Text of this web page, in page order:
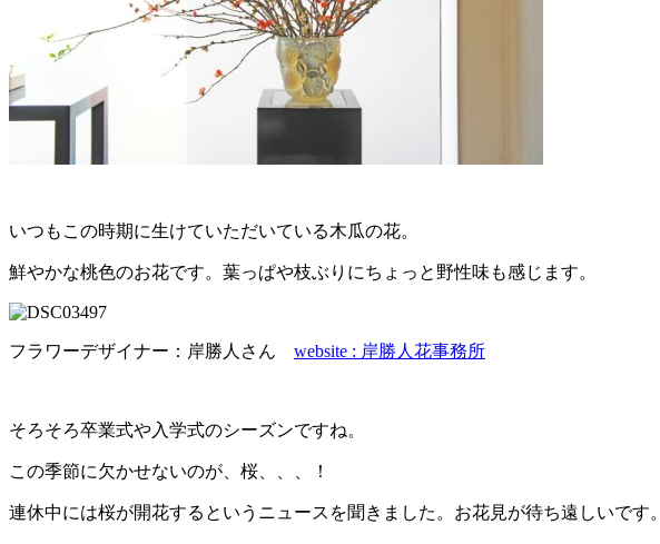
いつもこの時期に生けていただいている木瓜の花。
鮮やかな桃色のお花です。葉っぱや枝ぶりにちょっと野性味も感じます。
フラワーデザイナー：岸勝人さん website : 岸勝人花事務所
そろそろ卒業式や入学式のシーズンですね。
この季節に欠かせないのが、桜、、、！
連休中には桜が開花するというニュースを聞きました。お花見が待ち遠しいです。